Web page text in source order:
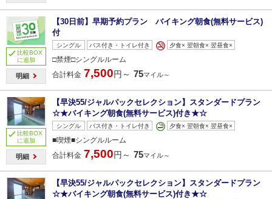
比較BOX
に追加
明細
【30日前】早期予約プラン バイキング朝食(無料サービス)
付
シングル バス付き・トイレ付き 夕食× 翌朝食× 翌昼食×
□禁煙□シングルルーム
合計料金 7,500円～ 75マイル～
比較BOX
に追加
明細
【早決55/ジャルパックセレクション】スタンダードプラン
☆★バイキング朝食(無料サービス)付き★☆
シングル バス付き・トイレ付き 夕食× 翌朝食× 翌昼食×
■喫煙■シングルルーム
合計料金 7,500円～ 75マイル～
【早決55/ジャルパックセレクション】スタンダードプラン
☆★バイキング朝食(無料サービス)付き★☆